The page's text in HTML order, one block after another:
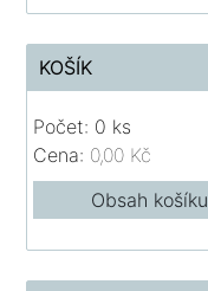
KOŠÍK
Počet: 0 ks
Cena: 0,00 Kč
Obsah košíku